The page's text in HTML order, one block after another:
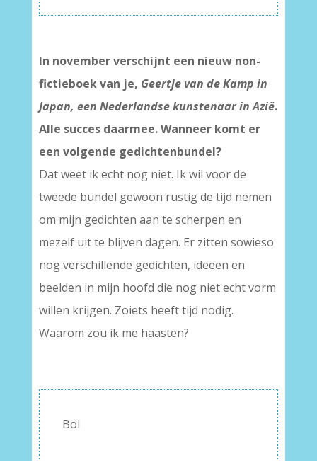
In november verschijnt een nieuw non-
fictieboek van je, Geertje van de Kamp in
Japan, een Nederlandse kunstenaar in Azië.
Alle succes daarmee. Wanneer komt er
een volgende gedichtenbundel?
Dat weet ik echt nog niet. Ik wil voor de
tweede bundel gewoon rustig de tijd nemen
om mijn gedichten aan te scherpen en
mezelf uit te blijven dagen. Er zitten sowieso
nog verschillende gedichten, ideeën en
beelden in mijn hoofd die nog niet echt vorm
willen krijgen. Zoiets heeft tijd nodig.
Waarom zou ik me haasten?
Bol